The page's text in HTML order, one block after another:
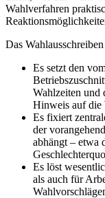
Wahlverfahren
Das
Es setzt den
Wahlzeiten und
Hinweis auf die
Es fixiert
der
abhängt – etwa
Es löst
als auch für